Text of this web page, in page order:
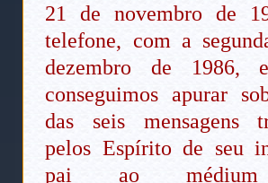
21 de novembro de
telefone, com a
dezembro de 1986,
conseguimos apurar
das seis mensagens
pelos Espírito de seu
pai ao médium